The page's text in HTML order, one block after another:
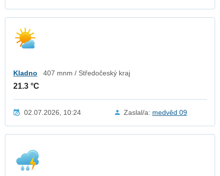
Kladno 407 mnm / Středočeský kraj
21.3 °C
02.07.2026, 10:24 Zaslal/a: medvěd 09